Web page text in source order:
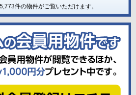
件の物件がご覧いただけます。